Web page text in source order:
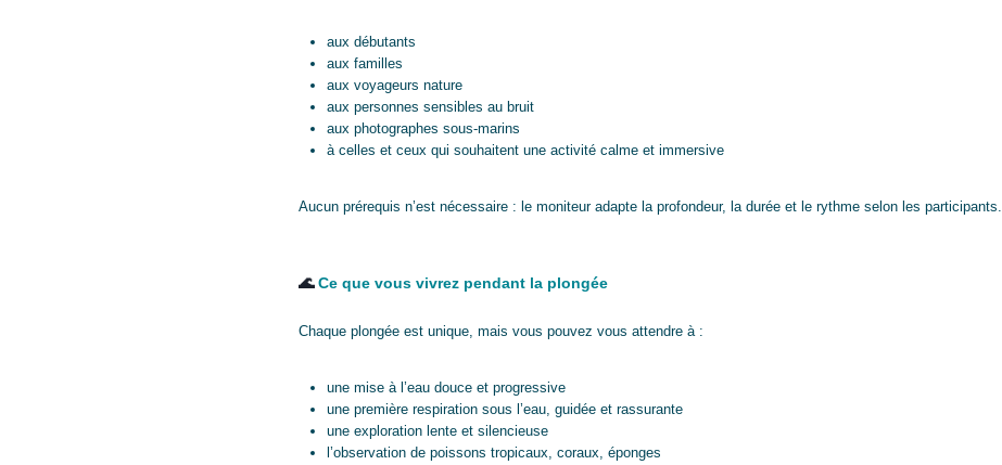
aux débutants
aux familles
aux voyageurs nature
aux personnes sensibles au bruit
aux photographes sous-marins
à celles et ceux qui souhaitent une activité calme et immersive
Aucun prérequis n’est nécessaire : le moniteur adapte la profondeur, la durée et le rythme selon les participants.
🌊Ce que vous vivrez pendant la plongée
Chaque plongée est unique, mais vous pouvez vous attendre à :
une mise à l’eau douce et progressive
une première respiration sous l’eau, guidée et rassurante
une exploration lente et silencieuse
l’observation de poissons tropicaux, coraux, éponges